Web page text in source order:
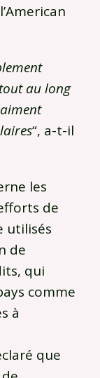
au long
“, a-t-il
les
de
utilisés
de
qui
comme
à
que